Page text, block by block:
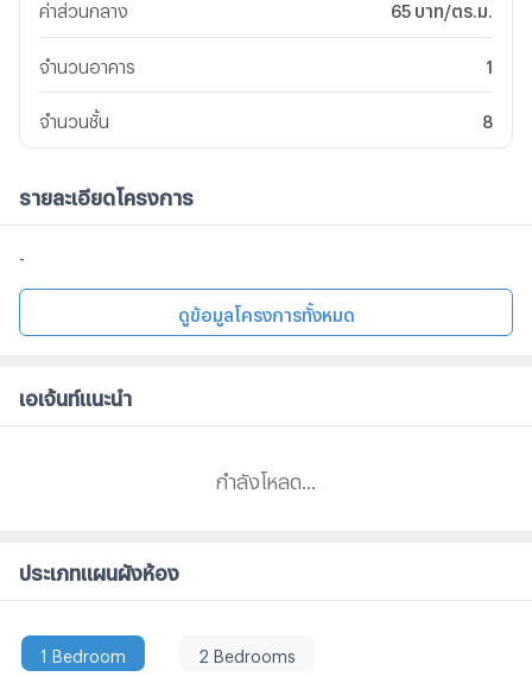
ค่าส่วนกลาง 65 บาท/ตร.ม.
จำนวนอาคาร 1
จำนวนชั้น 8
รายละเอียดโครงการ
ดูข้อมูลโครงการทั้งหมด
เอเจ้นท์แนะนำ
กำลังโหลด...
ประเภทแผนผังห้อง
1 Bedroom 2 Bedrooms